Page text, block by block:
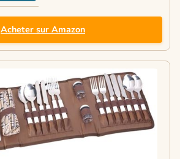
Acheter sur Amazon